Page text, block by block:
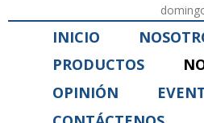
INICIO
PRODUCTOS
OPINIÓN